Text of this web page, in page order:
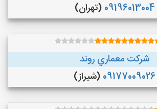
09196013004 (تهران)
شركت معماري روند
09177009026 (شیراز)